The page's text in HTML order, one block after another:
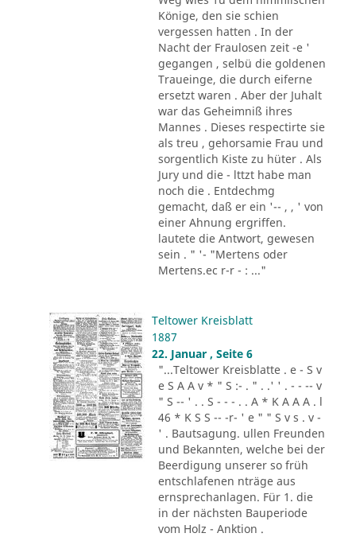
Könige, den sie schien
vergessen hatten . In der
Nacht der Fraulosen zeit -e '
gegangen , selbü die goldenen
Traueinge, die durch eiferne
ersetzt waren . Aber der Juhalt
war das Geheimniß ihres
Mannes . Dieses respectirte sie
als treu , gehorsamie Frau und
sorgentlich Kiste zu hüter . Als
Jury und die - lttzt habe man
noch die . Entdechmg
gemacht, daß er ein '-- , , ' von
einer Ahnung ergriffen.
lautete die Antwort, gewesen
sein . " '- "Mertens oder
Mertens.ec r-r - : ..."
Teltower Kreisblatt
1887
22. Januar , Seite 6
"...Teltower Kreisblatte . e - S v
e S A A v * " S :- . " . .' ' . - - -- v
" S -- ' . . S - - - . . A * K A A A . l
46 * K S S -- -r- ' e " " S v s . v -
' . Bautsagung. ullen Freunden
und Bekannten, welche bei der
Beerdigung unserer so früh
entschlafenen nträge aus
ernsprechanlagen. Für 1. die
in der nächsten Bauperiode
vom Holz - Anktion .